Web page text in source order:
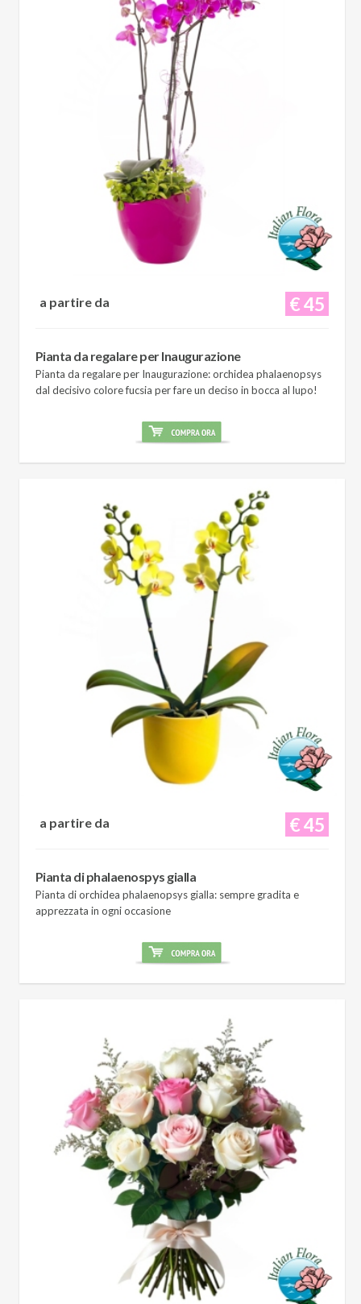
€ 45
a partire da
Pianta da regalare per Inaugurazione
Pianta da regalare per Inaugurazione: orchidea phalaenopsys
dal decisivo colore fucsia per fare un deciso in bocca al lupo!
€ 45
a partire da
Pianta di phalaenospys gialla
Pianta di orchidea phalaenopsys gialla: sempre gradita e
apprezzata in ogni occasione